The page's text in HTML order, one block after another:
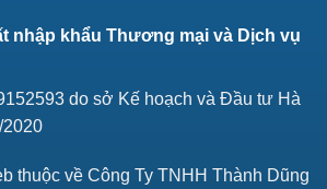
nhập khẩu Thương mại và Dịch vụ
do sở Kế hoạch và Đầu tư Hà
2020
thuộc về Công Ty TNHH Thành Dũng